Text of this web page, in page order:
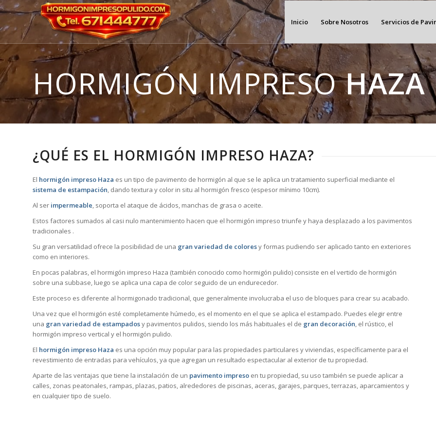
Inicio Sobre Nosotros Servicios de
HORMIGÓN IMPRESOHAZA
¿QUÉ ES EL HORMIGÓN IMPRESO HAZA?
El hormigón impreso Haza es un tipo de pavimento de hormigón al que se le aplica un tratamiento superficial mediante el
sistema de estampación, dando textura y color in situ al hormigón fresco (espesor mínimo 10cm).
Al ser impermeable, soporta el ataque de ácidos, manchas de grasa o aceite.
Estos factores sumados al casi nulo mantenimiento hacen que el hormigón impreso triunfe y haya desplazado a los pavimentos
tradicionales .
Su gran versatilidad ofrece la posibilidad de una gran variedad de coloresy formas pudiendo ser aplicado tanto en exteriores
como en interiores.
En pocas palabras, el hormigón impreso Haza (también conocido como hormigón pulido) consiste en el vertido de hormigón
sobre una subbase, luego se aplica una capa de color seguido de un endurecedor.
Este proceso es diferente al hormigonado tradicional, que generalmente involucraba el uso de bloques para crear su acabado.
Una vez que el hormigón esté completamente húmedo, es el momento en el que se aplica el estampado. Puedes elegir entre
una gran variedad de estampadosy pavimentos pulidos, siendo los más habituales el de gran decoración, el rústico, el
hormigón impreso vertical y el hormigón pulido.
El hormigón impreso Haza es una opción muy popular para las propiedades particulares y viviendas, específicamente para el
revestimiento de entradas para vehículos, ya que agregan un resultado espectacular al exterior de tu propiedad.
Aparte de las ventajas que tiene la instalación de un pavimento impreso en tu propiedad, su uso también se puede aplicar a
calles, zonas peatonales, rampas, plazas, patios, alrededores de piscinas, aceras, garajes, parques, terrazas, aparcamientos y
en cualquier tipo de suelo.